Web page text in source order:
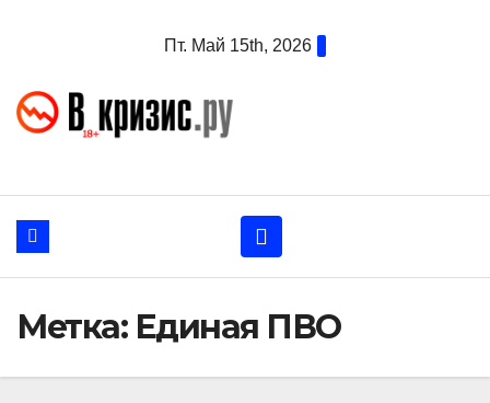
Пт. Май 15th, 2026
Метка: Единая ПВО